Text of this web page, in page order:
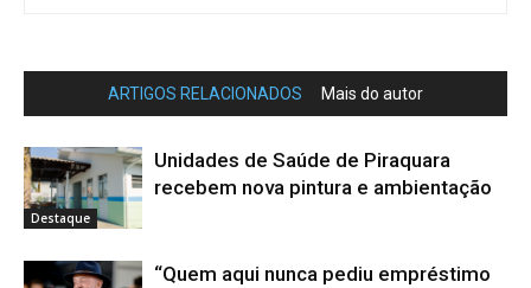
ARTIGOS RELACIONADOS Mais do autor
Destaque
Unidades de Saúde de Piraquara
recebem nova pintura e ambientação
“Quem aqui nunca pediu empréstimo